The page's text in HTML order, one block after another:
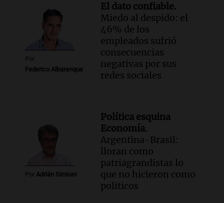
Por
Federico Albarenque
El dato confiable.
Miedo al despido: el
46% de los
empleados sufrió
consecuencias
negativas por sus
redes sociales
Por Adrián Simioni
Política esquina
Economía.
Argentina-Brasil:
lloran como
patriagrandistas lo
que no hicieron como
politicos